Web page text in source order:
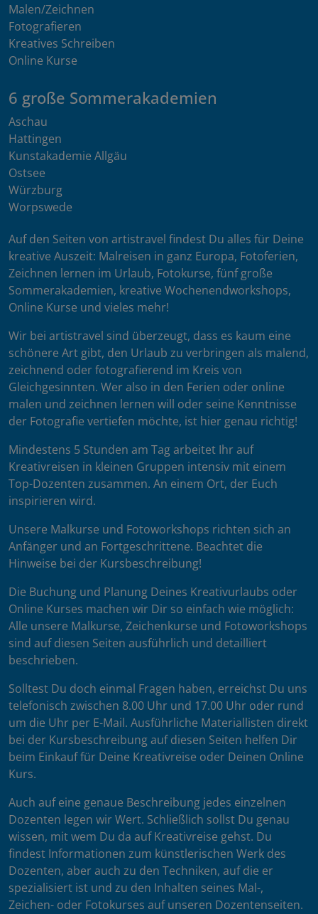
Malen/Zeichnen
Fotografieren
Kreatives Schreiben
Online Kurse
6 große Sommerakademien
Aschau
Hattingen
Kunstakademie Allgäu
Ostsee
Würzburg
Worpswede
Auf den Seiten von artistravel findest Du alles für Deine
kreative Auszeit: Malreisen in ganz Europa, Fotoferien,
Zeichnen lernen im Urlaub, Fotokurse, fünf große
Sommerakademien, kreative Wochenendworkshops,
Online Kurse und vieles mehr!
Wir bei artistravel sind überzeugt, dass es kaum eine
schönere Art gibt, den Urlaub zu verbringen als malend,
zeichnend oder fotografierend im Kreis von
Gleichgesinnten. Wer also in den Ferien oder online
malen und zeichnen lernen will oder seine Kenntnisse
der Fotografie vertiefen möchte, ist hier genau richtig!
Mindestens 5 Stunden am Tag arbeitet Ihr auf
Kreativreisen in kleinen Gruppen intensiv mit einem
Top-Dozenten zusammen. An einem Ort, der Euch
inspirieren wird.
Unsere Malkurse und Fotoworkshops richten sich an
Anfänger und an Fortgeschrittene. Beachtet die
Hinweise bei der Kursbeschreibung!
Die Buchung und Planung Deines Kreativurlaubs oder
Online Kurses machen wir Dir so einfach wie möglich:
Alle unsere Malkurse, Zeichenkurse und Fotoworkshops
sind auf diesen Seiten ausführlich und detailliert
beschrieben.
Solltest Du doch einmal Fragen haben, erreichst Du uns
telefonisch zwischen 8.00 Uhr und 17.00 Uhr oder rund
um die Uhr per E-Mail. Ausführliche Materiallisten direkt
bei der Kursbeschreibung auf diesen Seiten helfen Dir
beim Einkauf für Deine Kreativreise oder Deinen Online
Kurs.
Auch auf eine genaue Beschreibung jedes einzelnen
Dozenten legen wir Wert. Schließlich sollst Du genau
wissen, mit wem Du da auf Kreativreise gehst. Du
findest Informationen zum künstlerischen Werk des
Dozenten, aber auch zu den Techniken, auf die er
spezialisiert ist und zu den Inhalten seines Mal-,
Zeichen- oder Fotokurses auf unseren Dozentenseiten.